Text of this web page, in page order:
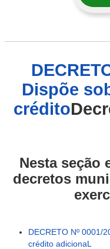
Dispõe
crédito
Nesta seção
decretos
DECRETO Nº 0001/
crédito adicionaL